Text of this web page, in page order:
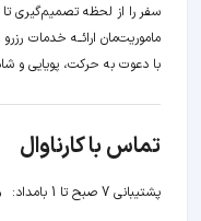
سفر را از لحظه‌ تصمیم‌گیری تا
ماموریت‌مان اراﺋــﻪ خدمات
با دعوت به حرکت، پویایی و
تماس با کارناوال
پشتیبانی 7 صبح تا 1 بامداد: